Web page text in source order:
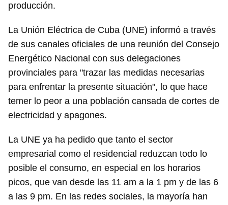
producción.
La Unión Eléctrica de Cuba (UNE) informó a través
de sus canales oficiales de una reunión del Consejo
Energético Nacional con sus delegaciones
provinciales para "trazar las medidas necesarias
para enfrentar la presente situación", lo que hace
temer lo peor a una población cansada de cortes de
electricidad y apagones.
La UNE ya ha pedido que tanto el sector
empresarial como el residencial reduzcan todo lo
posible el consumo, en especial en los horarios
picos, que van desde las 11 am a la 1 pm y de las 6
a las 9 pm. En las redes sociales, la mayoría han